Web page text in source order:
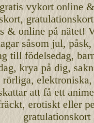
gratis vykort online
,gratulationskort
& online på nätet!
såsom jul,påsk,
tillfödelsedag,
, krya på dig,
rörliga,elektroniska
att få ett
, erotiskt eller
gratulationskort